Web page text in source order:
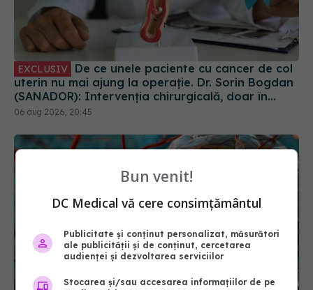
EXCLUSIV
De ce unele paciente cu cancer de col
uterin nu mai ajung la operație. Dr. Sorin Bogdan
(SANADOR): Intervenția chirurgicală, doar în
situații particulare
06 aug 2026, 20:45
EXCLUSIV Aproape jumătate dintre pacienții cu
anevrism rupt nu mai ajung la tratament. Dr.
Ștefăniță Dima: Nu mai apucă să beneficieze de
Bun venit!
DC Medical vă cere consimțământul
Publicitate și conținut personalizat, măsurători
ale publicității și de conținut, cercetarea
audienței și dezvoltarea serviciilor
Stocarea și/sau accesarea informațiilor de pe